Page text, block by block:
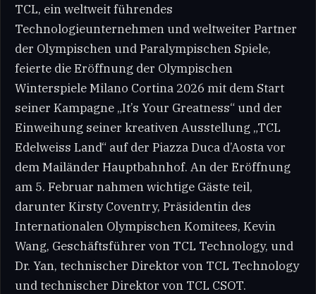
TCL, ein weltweit führendes
Technologieunternehmen und weltweiter Partner
der Olympischen und Paralympischen Spiele,
feierte die Eröffnung der Olympischen
Winterspiele Milano Cortina 2026 mit dem Start
seiner Kampagne „It’s Your Greatness“ und der
Einweihung seiner kreativen Ausstellung „TCL
Edelweiss Land“ auf der Piazza Duca d’Aosta vor
dem Mailänder Hauptbahnhof. An der Eröffnung
am 5. Februar nahmen wichtige Gäste teil,
darunter Kirsty Coventry, Präsidentin des
Internationalen Olympischen Komitees, Kevin
Wang, Geschäftsführer von TCL Technology, und
Dr. Yan, technischer Direktor von TCL Technology
und technischer Direktor von TCL CSOT.